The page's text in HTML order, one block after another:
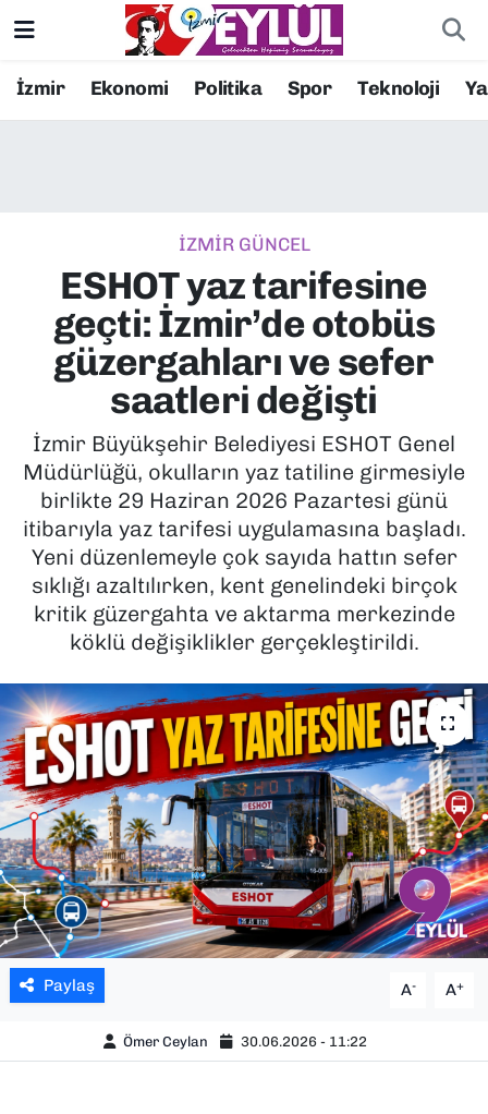
İzmir Ekonomi Politika Spor Teknoloji
İZMİR GÜNCEL
ESHOT yaz tarifesine
geçti: İzmir’de otobüs
güzergahları ve sefer
saatleri değişti
İzmir Büyükşehir Belediyesi ESHOT Genel
Müdürlüğü, okulların yaz tatiline girmesiyle
birlikte 29 Haziran 2026 Pazartesi günü
itibarıyla yaz tarifesi uygulamasına başladı.
Yeni düzenlemeyle çok sayıda hattın sefer
sıklığı azaltılırken, kent genelindeki birçok
kritik güzergahta ve aktarma merkezinde
köklü değişiklikler gerçekleştirildi.
Paylaş A- A+
Ömer Ceylan 30.06.2026 - 11:22
Resmi İlanlar
EKONOMİ
KÜLTÜR SANAT
MAGAZİN
POLİTİKA
SAĞLIK
SPOR
TEKNOLOJİ
YAŞAM
YEREL YÖNETİMLER
Konak Nöbetçi Eczaneler
Süper Lig Puan Durumu ve Fikstür
Tüm Manşetler
Son Dakika Haberleri
Haber Arşivi